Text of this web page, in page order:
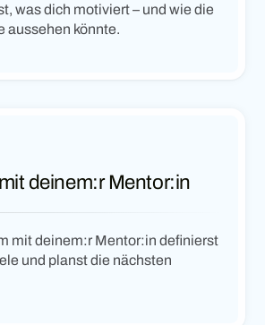
was dich motiviert – und wie die
aussehen könnte.
deinem:r Mentor:in
mit deinem:r Mentor:in definierst
und planst die nächsten